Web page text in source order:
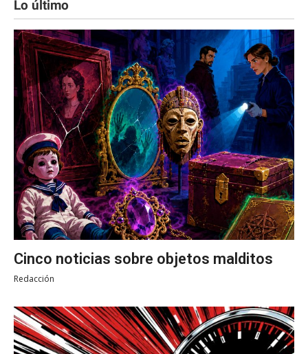
Lo último
Cinco noticias sobre objetos malditos
Redacción